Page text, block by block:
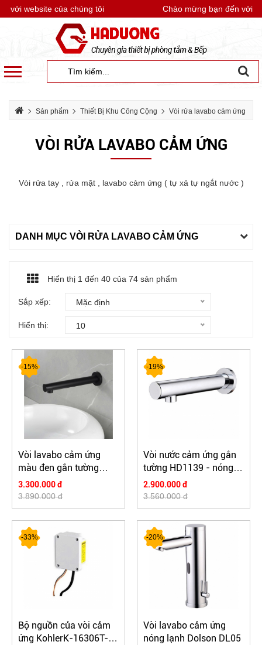
website của chúng tôi Chào mừng bạn đến với
Sản phẩm Thiết Bị Khu Công Cộng Vòi rửa lavabo cảm ứng
VÒI RỬA LAVABO CẢM ỨNG
Vòi rửa tay , rửa mặt , lavabo cảm ứng ( tự xả tự ngắt nước )
DANH MỤC VÒI RỬA LAVABO CẢM ỨNG
Hiển thị 1 đến 40 của 74 sản phẩm
Sắp xếp: Mặc định
Hiển thị: 10
-15%
Vòi lavabo cảm ứng
màu đen gắn tường
HD1139 - nóng lạnh
3.300.000 đ
3.890.000 đ
-19%
Vòi nước cảm ứng gắn
tường HD1139 - nóng
lạnh
2.900.000 đ
3.560.000 đ
-33%
Bộ nguồn của vòi cảm
ứng KohlerK-16306T-
-20%
Vòi lavabo cảm ứng
nóng lạnh Dolson DL05